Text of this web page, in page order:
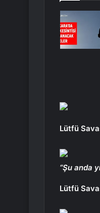
Lütfü
“Şu anda
Lütfü